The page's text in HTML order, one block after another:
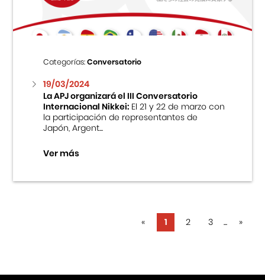
Categorías:Conversatorio
19/03/2024
La APJ organizará el III Conversatorio
Internacional Nikkei:El 21 y 22 de marzo con
la participación de representantes de
Japón, Argent...
Ver más
« 1 2 3 ... »